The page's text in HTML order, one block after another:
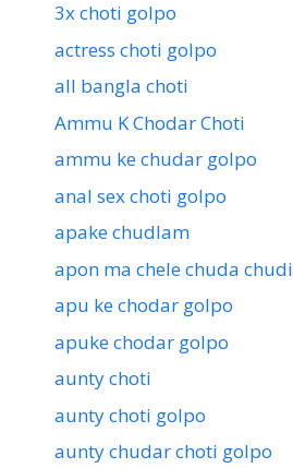
3x choti golpo
actress choti golpo
all bangla choti
Ammu K Chodar Choti
ammu ke chudar golpo
anal sex choti golpo
apake chudlam
apon ma chele chuda chudi
apu ke chodar golpo
apuke chodar golpo
aunty choti
aunty choti golpo
aunty chudar choti golpo